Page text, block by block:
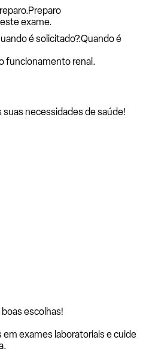
Preparo
exame.
é solicitado?.Quando é
funcionamento renal.
suas necessidades de saúde!
boas escolhas!
exames laboratoriais e cuide